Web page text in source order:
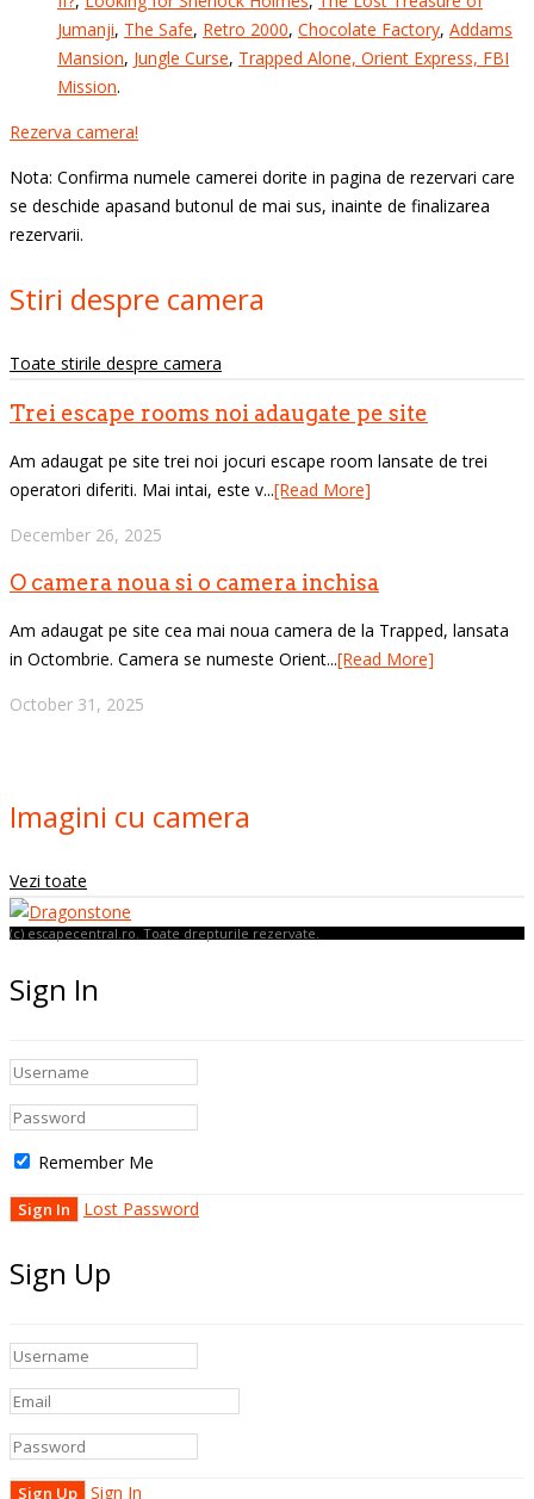
Jumanji, The Safe, Retro 2000, Chocolate Factory, Addams
Mansion, Jungle Curse, Trapped Alone, Orient Express, FBI
Mission.
Rezerva camera!
Nota: Confirma numele camerei dorite in pagina de rezervari care
se deschide apasand butonul de mai sus, inainte de finalizarea
rezervarii.
Stiri despre camera
Toate stirile despre camera
Trei escape rooms noi adaugate pe site
Am adaugat pe site trei noi jocuri escape room lansate de trei
operatori diferiti. Mai intai, este v...[Read More]
December 26, 2025
O camera noua si o camera inchisa
Am adaugat pe site cea mai noua camera de la Trapped, lansata
in Octombrie. Camera se numeste Orient...[Read More]
October 31, 2025
Imagini cu camera
Vezi toate
(c) escapecentral.ro. Toate drepturile rezervate.
Sign In
Remember Me
Lost Password
Sign Up
Sign In